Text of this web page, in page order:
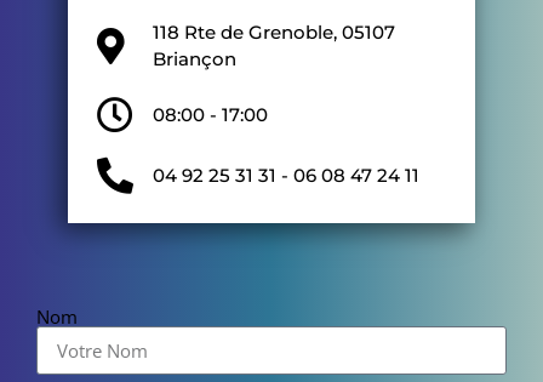
118 Rte de Grenoble, 05107
Briançon
08:00 - 17:00
04 92 25 31 31 - 06 08 47 24 11
Nom